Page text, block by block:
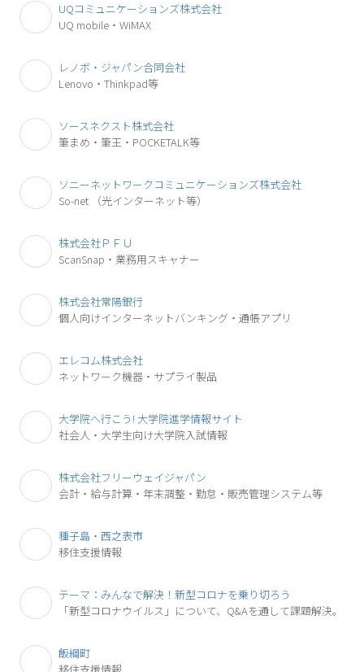
UQコミュニケーションズ株式会社
UQ mobile・WiMAX
レノボ・ジャパン合同会社
Lenovo・Thinkpad等
ソースネクスト株式会社
筆まめ・筆王・POCKETALK等
ソニーネットワークコミュニケーションズ株式会社
So-net （光インターネット等）
株式会社ＰＦＵ
ScanSnap・業務用スキャナー
株式会社常陽銀行
個人向けインターネットバンキング・通帳アプリ
エレコム株式会社
ネットワーク機器・サプライ製品
大学院へ行こう! 大学院進学情報サイト
社会人・大学生向け大学院入試情報
株式会社フリーウェイジャパン
会計・給与計算・年末調整・勤怠・販売管理システム等
種子島・西之表市
移住支援情報
テーマ：みんなで解決！新型コロナを乗り切ろう
「新型コロナウイルス」について、Q&Aを通して課題解決。
飯綱町